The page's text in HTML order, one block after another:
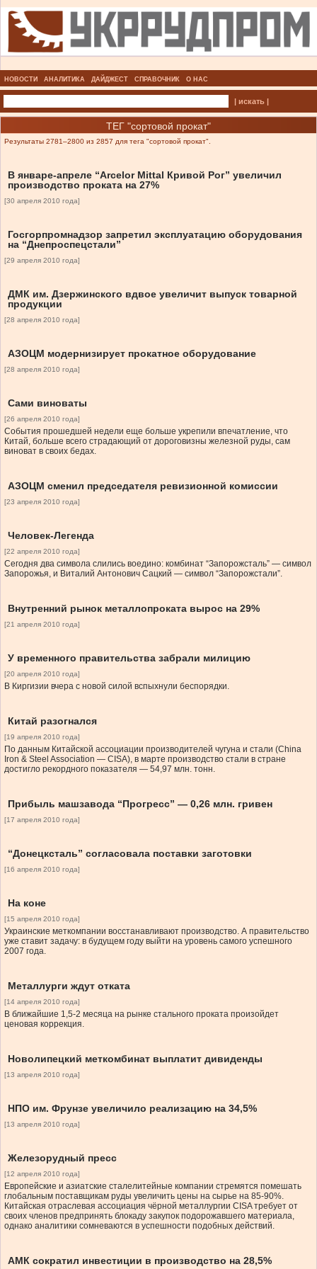
НОВОСТИ АНАЛИТИКА ДАЙДЖЕСТ СПРАВОЧНИК О НАС
| искать |
ТЕГ "сортовой прокат"
Результаты 2781–2800 из 2857 для тега "сортовой прокат".
В январе-апреле “Arcelor Mittal Кривой Рог” увеличил
производство проката на 27%
[30 апреля 2010 года]
Госгорпромнадзор запретил эксплуатацию оборудования
на “Днепроспецстали”
[29 апреля 2010 года]
ДМК им. Дзержинского вдвое увеличит выпуск товарной
продукции
[28 апреля 2010 года]
АЗОЦМ модернизирует прокатное оборудование
[28 апреля 2010 года]
Сами виноваты
[26 апреля 2010 года]
События прошедшей недели еще больше укрепили впечатление, что
Китай, больше всего страдающий от дороговизны железной руды, сам
виноват в своих бедах.
АЗОЦМ сменил председателя ревизионной комиссии
[23 апреля 2010 года]
Человек-Легенда
[22 апреля 2010 года]
Сегодня два символа слились воедино: комбинат “Запорожсталь” — символ
Запорожья, и Виталий Антонович Сацкий — символ “Запорожстали”.
Внутренний рынок металлопроката вырос на 29%
[21 апреля 2010 года]
У временного правительства забрали милицию
[20 апреля 2010 года]
В Киргизии вчера с новой силой вспыхнули беспорядки.
Китай разогнался
[19 апреля 2010 года]
По данным Китайской ассоциации производителей чугуна и стали (China
Iron & Steel Association — CISA), в марте производство стали в стране
достигло рекордного показателя — 54,97 млн. тонн.
Прибыль машзавода “Прогресс” — 0,26 млн. гривен
[17 апреля 2010 года]
“Донецксталь” согласовала поставки заготовки
[16 апреля 2010 года]
На коне
[15 апреля 2010 года]
Украинские меткомпании восстанавливают производство. А правительство
уже ставит задачу: в будущем году выйти на уровень самого успешного
2007 года.
Металлурги ждут отката
[14 апреля 2010 года]
В ближайшие 1,5-2 месяца на рынке стального проката произойдет
ценовая коррекция.
Новолипецкий меткомбинат выплатит дивиденды
[13 апреля 2010 года]
НПО им. Фрунзе увеличило реализацию на 34,5%
[13 апреля 2010 года]
Железорудный пресс
[12 апреля 2010 года]
Европейские и азиатские сталелитейные компании стремятся помешать
глобальным поставщикам руды увеличить цены на сырье на 85-90%.
Китайская отраслевая ассоциация чёрной металлургии CISA требует от
своих членов предпринять блокаду закупок подорожавшего материала,
однако аналитики сомневаются в успешности подобных действий.
АМК сократил инвестиции в производство на 28,5%